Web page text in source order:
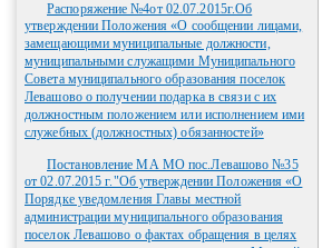
Распоряжение №4от 02.07.2015г.Об
утверждении Положения «О сообщении лицами,
замещающими муниципальные должности,
муниципальными служащими Муниципального
Совета муниципального образования поселок
Левашово о получении подарка в связи с их
должностным положением или исполнением ими
служебных (должностных) обязанностей»
Постановление МА МО пос.Левашово №35
от 02.07.2015 г."Об утверждении Положения «О
Порядке уведомления Главы местной
администрации муниципального образования
поселок Левашово о фактах обращения в целях